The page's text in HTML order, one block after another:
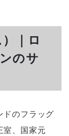
｜ロ
のサ
ドのフラッグ
室、国家元